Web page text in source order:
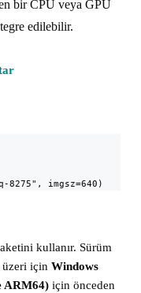
bir CPU veya GPU
edilebilir.
8275", imgsz=640)
kullanır. Sürüm
üzeri için Windows
ARM64) için önceden